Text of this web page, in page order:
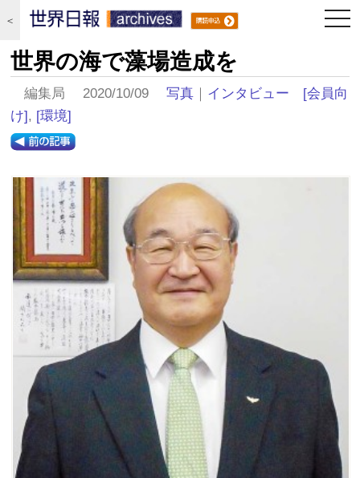
＜
世界の海で藻場造成を
編集局 2020/10/09写真 ｜ インタビュー
[会員向
け], [環境]